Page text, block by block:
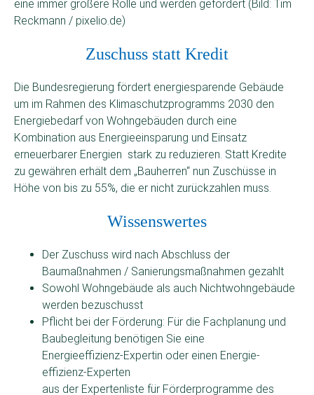
eine immer größere Rolle und werden gefördert (Bild: Tim
Reckmann / pixelio.de)
Zuschuss statt Kredit
Die Bundesregierung fördert energiesparende Gebäude
um im Rahmen des Klimaschutzprogramms 2030 den
Energiebedarf von Wohngebäuden durch eine
Kombination aus Energie­einsparung und Einsatz
erneuerbarer Energien stark zu reduzieren. Statt Kredite
zu gewähren erhält dem „Bauherren“ nun Zuschüsse in
Höhe von bis zu 55%, die er nicht zurückzahlen muss.
Wissenswertes
Der Zuschuss wird nach Abschluss der
Baumaßnahmen / Sanierungsmaßnahmen gezahlt
Sowohl Wohngebäude als auch Nichtwohngebäude
werden bezuschusst
Pflicht bei der Förderung: Für die Fach­planung und
Bau­begleitung benötigen Sie eine
Energie­effizienz-Expertin oder einen Energie­
effizienz-Experten
aus der Experten­liste für Förder­programme des